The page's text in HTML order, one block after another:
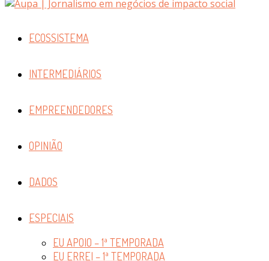
ECOSSISTEMA
INTERMEDIÁRIOS
EMPREENDEDORES
OPINIÃO
DADOS
ESPECIAIS
EU APOIO – 1ª TEMPORADA
EU ERREI – 1ª TEMPORADA